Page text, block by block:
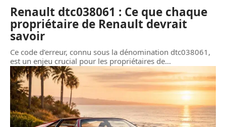
Renault dtc038061 : Ce que chaque
propriétaire de Renault devrait
savoir
Ce code d’erreur, connu sous la dénomination dtc038061,
est un enjeu crucial pour les propriétaires de…